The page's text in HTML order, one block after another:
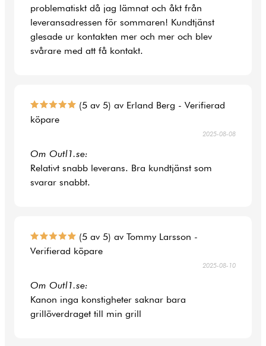
problematiskt då jag lämnat och åkt från
leveransadressen för sommaren! Kundtjänst
glesade ur kontakten mer och mer och blev
svårare med att få kontakt.
(5 av 5) av Erland Berg - Verifierad
köpare
2025-08-08
Om Outl1.se:
Relativt snabb leverans. Bra kundtjänst som
svarar snabbt.
(5 av 5) av Tommy Larsson -
Verifierad köpare
2025-08-10
Om Outl1.se:
Kanon inga konstigheter saknar bara
grillöverdraget till min grill